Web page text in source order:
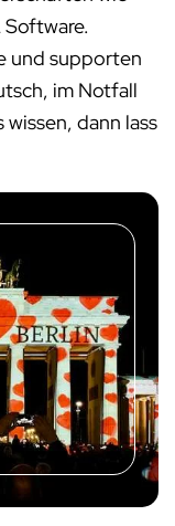
und supporten
im Notfall
dann lass